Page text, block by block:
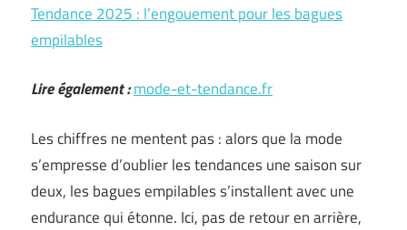
Tendance 2025 : l’engouement pour les bagues
empilables
Lire également :mode-et-tendance.fr
Les chiffres ne mentent pas : alors que la mode
s’empresse d’oublier les tendances une saison sur
deux, les bagues empilables s’installent avec une
endurance qui étonne. Ici, pas de retour en arrière,